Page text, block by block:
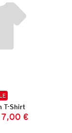
T-Shirt
Preis:
Preis:
7,00 €